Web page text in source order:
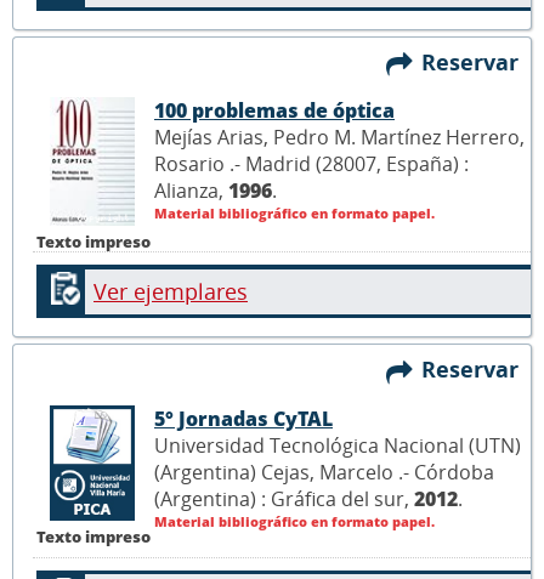
Reservar
Texto impreso
100 problemas de óptica
Mejías Arias, Pedro M. Martínez Herrero,
Rosario .- Madrid (28007, España) :
Alianza, 1996.
Material bibliográfico en formato papel.
Ver ejemplares
Reservar
Texto impreso
5° Jornadas CyTAL
Universidad Tecnológica Nacional (UTN)
(Argentina) Cejas, Marcelo .- Córdoba
(Argentina) : Gráfica del sur, 2012.
Material bibliográfico en formato papel.